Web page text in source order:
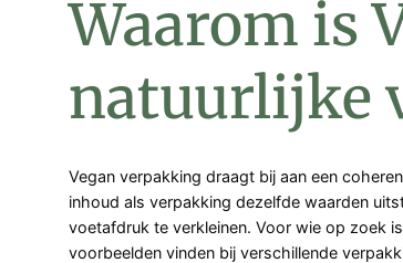
Waarom is
natuurlijke
Vegan verpakking draagt bij aan een
inhoud als verpakking dezelfde waarden
voetafdruk te verkleinen. Voor wie op zoek
voorbeelden vinden bij verschillende